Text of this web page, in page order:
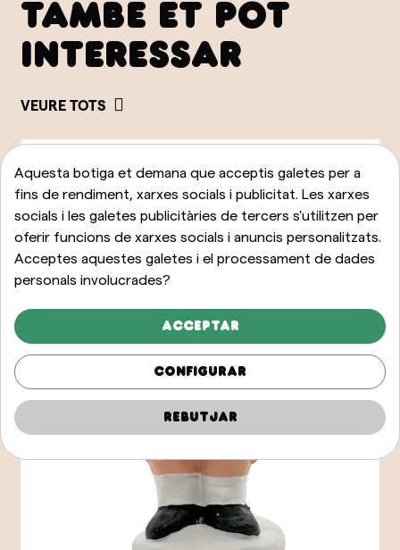
TAMBÉ ET POT
INTERESSAR
VEURE TOTS
Aquesta botiga et demana que acceptis galetes per a
fins de rendiment, xarxes socials i publicitat. Les xarxes
socials i les galetes publicitàries de tercers s'utilitzen per
oferir funcions de xarxes socials i anuncis personalitzats.
Acceptes aquestes galetes i el processament de dades
personals involucrades?
Acceptar
Configurar
Rebutjar